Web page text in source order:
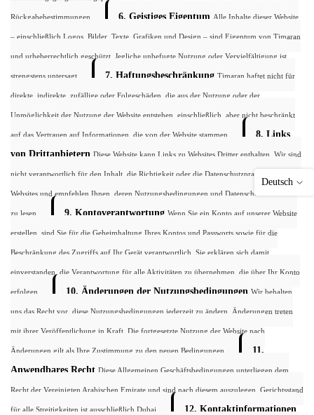
Rückgabebestimmungen. 6. Geistiges Eigentum Alle Inhalte dieser Website
– einschließlich Logos, Bilder, Texte, Grafiken und Design – sind Eigentum von Timaran
und urheberrechtlich geschützt. Jegliche unbefugte Nutzung oder Vervielfältigung ist
strengstens untersagt. 7. Haftungsbeschränkung Timaran haftet nicht für
direkte, indirekte, zufällige oder Folgeschäden, die aus der Nutzung oder der
Unmöglichkeit der Nutzung der Website entstehen, einschließlich, aber nicht beschränkt
auf das Vertrauen auf Informationen, die von der Website stammen.
8. Links
von Drittanbietern Diese Website kann Links zu Websites Dritter enthalten. Wir sind
nicht verantwortlich für den Inhalt, die Richtigkeit oder die Datenschutzpraktiken dieser
Websites und empfehlen Ihnen, deren Nutzungsbedingungen und Datenschutzrichtlinien
zu lesen. 9. Kontoverantwortung Wenn Sie ein Konto auf unserer Website
erstellen, sind Sie für die Geheimhaltung Ihres Kontos und Passworts sowie für die
Beschränkung des Zugriffs auf Ihr Gerät verantwortlich. Sie erklären sich damit
einverstanden, die Verantwortung für alle Aktivitäten zu übernehmen, die über Ihr Konto
erfolgen. 10. Änderungen der Nutzungsbedingungen Wir behalten
uns das Recht vor, diese Nutzungsbedingungen jederzeit zu ändern. Änderungen treten
mit ihrer Veröffentlichung in Kraft. Die fortgesetzte Nutzung der Website nach
Änderungen gilt als Ihre Zustimmung zu den neuen Bedingungen.
11.
Anwendbares Recht Diese Allgemeinen Geschäftsbedingungen unterliegen dem
Recht der Vereinigten Arabischen Emirate und sind nach diesem auszulegen. Gerichtsstand
für alle Streitigkeiten ist ausschließlich Dubai. 12. Kontaktinformationen
Deutsch